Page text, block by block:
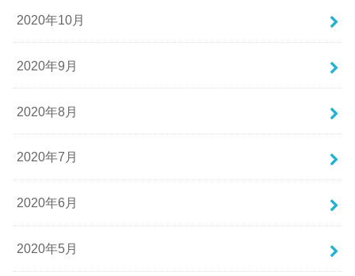
2020年10月
2020年9月
2020年8月
2020年7月
2020年6月
2020年5月